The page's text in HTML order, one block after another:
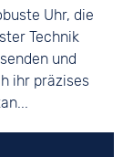
Uhr, die
Technik
und
ihr präzises